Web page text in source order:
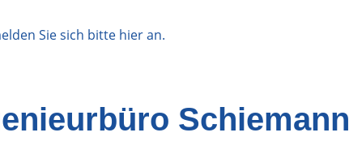
Sie sich bitte hieran.
Schiemann